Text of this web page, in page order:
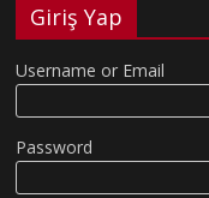
Giriş Yap
Username or Email
Password